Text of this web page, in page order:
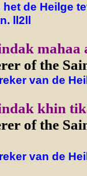
het de Heilge
ll2ll
mahaa
of the
van de
khin
of the
van de